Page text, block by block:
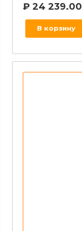
₽ 24 239.00
В корзину